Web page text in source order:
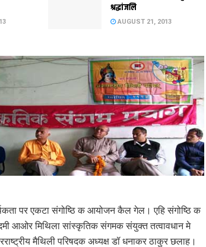
श्रद्धांजलि
AUGUST 21, 2013
पर एकटा संगोष्ठि क आयोजन कैल गेल। एहि संगोष्ठि क
आओर मिथिला सांस्कृतिक संगमक संयुक्त तत्वावधान मे
मैथिली परिषदक अध्यक्ष डॉ धनाकर ठाकुर छलाह।